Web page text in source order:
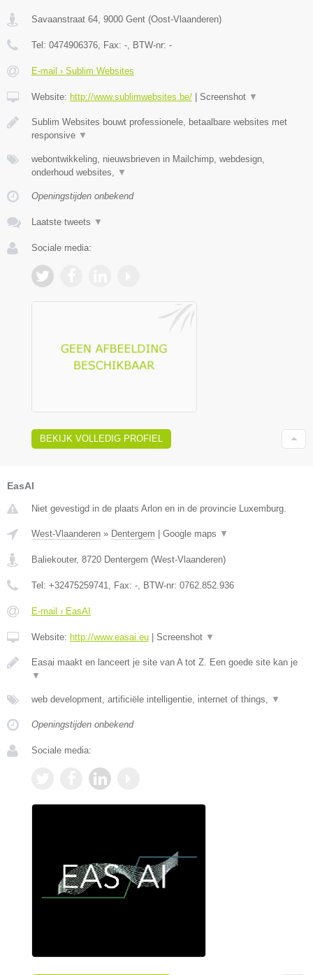
Savaanstraat 64, 9000 Gent (Oost-Vlaanderen)
Tel: 0474906376, Fax: -, BTW-nr: -
E-mail › Sublim Websites
Website: http://www.sublimwebsites.be/ Screenshot ▼
Sublim Websites bouwt professionele, betaalbare websites met
responsive ▼
webontwikkeling, nieuwsbrieven in Mailchimp, webdesign,
onderhoud websites, ▼
Openingstijden onbekend
Laatste tweets ▼
Sociale media:
BEKIJK VOLLEDIG PROFIEL
EasAI
Niet gevestigd in de plaats Arlon en in de provincie Luxemburg.
West-Vlaanderen » Dentergem Google maps ▼
Baliekouter, 8720 Dentergem (West-Vlaanderen)
Tel: +32475259741 , Fax: - , BTW-nr: 0762.852.936
E-mail › EasAI
Website: http://www.easai.eu Screenshot ▼
Easai maakt en lanceert je site van A tot Z. Een goede site kan je
▼
web development, artificiële intelligentie, internet of things, ▼
Openingstijden onbekend
Sociale media: